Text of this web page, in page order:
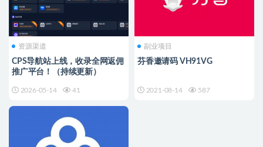
资源渠道
CPS导航站上线，收录全网返佣
推广平台！（持续更新）
2026-05-14 41
副业项目
芬香邀请码 VH91VG
2021-08-14 587